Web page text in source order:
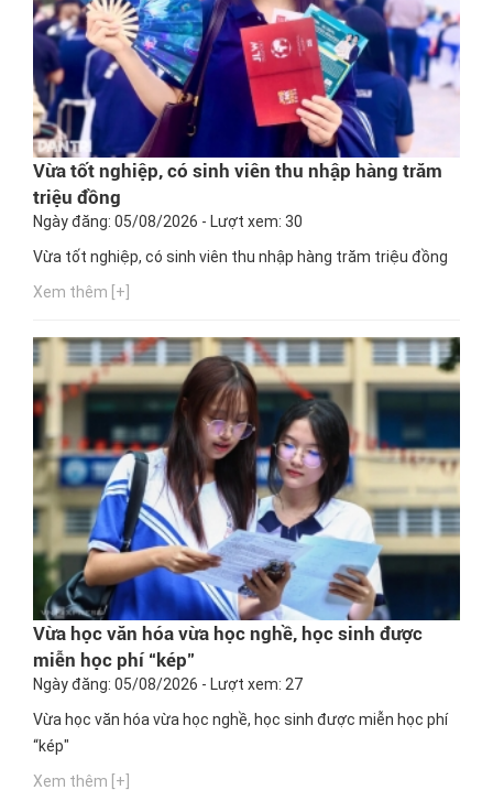
Vừa tốt nghiệp, có sinh viên thu nhập hàng trăm
triệu đồng
Ngày đăng: 05/08/2026 - Lượt xem: 30
Vừa tốt nghiệp, có sinh viên thu nhập hàng trăm triệu đồng
Xem thêm [+]
Vừa học văn hóa vừa học nghề, học sinh được
miễn học phí “kép"
Ngày đăng: 05/08/2026 - Lượt xem: 27
Vừa học văn hóa vừa học nghề, học sinh được miễn học phí
“kép"
Xem thêm [+]